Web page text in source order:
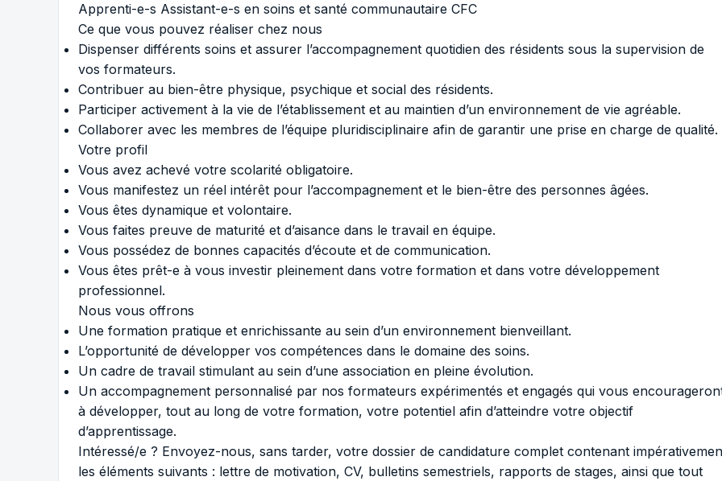
Apprenti-e-s Assistant-e-s en soins et santé communautaire CFC
Ce que vous pouvez réaliser chez nous
Dispenser différents soins et assurer l’accompagnement quotidien des résidents sous la supervision de
vos formateurs.
Contribuer au bien-être physique, psychique et social des résidents.
Participer activement à la vie de l’établissement et au maintien d’un environnement de vie agréable.
Collaborer avec les membres de l’équipe pluridisciplinaire afin de garantir une prise en charge de qualité.
Votre profil
Vous avez achevé votre scolarité obligatoire.
Vous manifestez un réel intérêt pour l’accompagnement et le bien-être des personnes âgées.
Vous êtes dynamique et volontaire.
Vous faites preuve de maturité et d’aisance dans le travail en équipe.
Vous possédez de bonnes capacités d’écoute et de communication.
Vous êtes prêt-e à vous investir pleinement dans votre formation et dans votre développement
professionnel.
Nous vous offrons
Une formation pratique et enrichissante au sein d’un environnement bienveillant.
L’opportunité de développer vos compétences dans le domaine des soins.
Un cadre de travail stimulant au sein d’une association en pleine évolution.
Un accompagnement personnalisé par nos formateurs expérimentés et engagés qui vous
à développer, tout au long de votre formation, votre potentiel afin d’atteindre votre objectif
d’apprentissage.
Intéressé/e ? Envoyez-nous, sans tarder, votre dossier de candidature complet contenant
les éléments suivants : lettre de motivation, CV, bulletins semestriels, rapports de stages, ainsi que tout